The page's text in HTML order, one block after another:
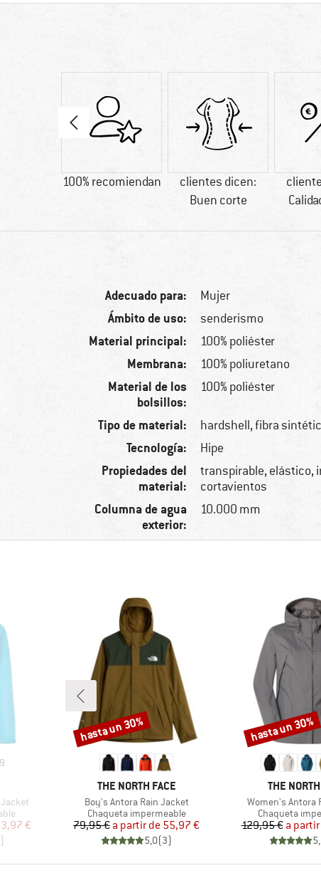
100% recomiendan
clientes dicen:
Buen corte
Adecuado para: Mujer
Ámbito de uso: senderismo
Material principal: 100% poliéster
Membrana: 100% poliuretano
Material de los
bolsillos:
100% poliéster
Tipo de material: hardshell, fibra
Tecnología: Hipe
Propiedades del
material:
transpirable, elástico,
cortavientos
Columna de agua
exterior:
10.000 mm
9
€
)
MARCA
THE NORTH FACE
Artículo
Boy's Antora Rain Jacket
Product group
Chaqueta impermeable
Precio
79,95 € Precio reducido
a partir de 55,97 €
5,0(3)
Descuento
hasta un 30%
MARCA
THE
Artículo
Women's Antora
Product group
Chaqueta
129,95 € a
Descuento
hasta un 30%